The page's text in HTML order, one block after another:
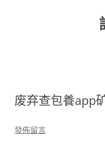
废弃查包養app
發佈留言